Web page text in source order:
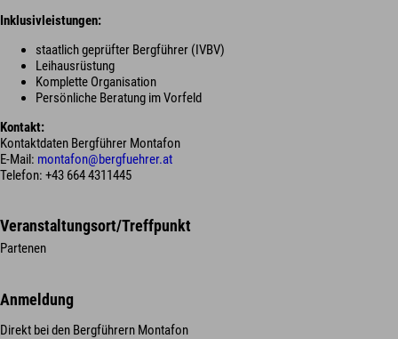
Inklusivleistungen:
staatlich geprüfter Bergführer (IVBV)
Leihausrüstung
Komplette Organisation
Persönliche Beratung im Vorfeld
Kontakt:
Kontaktdaten Bergführer Montafon
E-Mail: montafon@bergfuehrer.at
Telefon: +43 664 4311445
Veranstaltungsort/Treffpunkt
Partenen
Anmeldung
Direkt bei den Bergführern Montafon